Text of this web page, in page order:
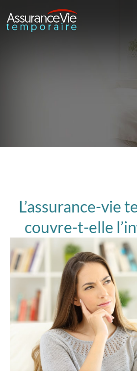
L’assurance-vie
couvre-t-elle